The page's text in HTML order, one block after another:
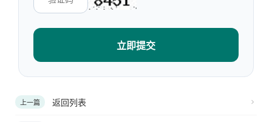
立即提交
上一篇 返回列表